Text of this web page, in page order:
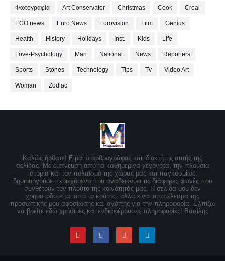
Φωτογραφία Art Conservator Christmas Cook Creal
ECO news Euro News Eurovision Film Genius
Health History Holidays Inst. Kids Life
Love-Psychology Man National News Reporters
Sports Stones Technology Tips Tv Video Art
Woman Zodiac
Καλώς ήρθατε! Είμαι ο αρθρογράφος και ιδιοκτήτης αυτής της
σελίδας. Με έμπνευση από τα καθημερινά γεγονότα, την πλούσια
ιστορία και τον πολιτισμό της χώρας μας και παγκοσμίως,
δημιουργούμε περιεχόμενο που αναδεικνύει τις διάφορες φωνές που
συνθέτουν τον πλούτο της κοινότητάς μας. Η σελίδα μου δεν
χρηματοδοτείται από το κράτος, αλλά είναι αποτέλεσμα της
προσωπικής μου αφοσίωσης και αγάπης για την πληροφορία. Ελπίζω
να βρείτε εδώ χρήσιμες και ενδιαφέρουσες πληροφορίες! Βασίλης